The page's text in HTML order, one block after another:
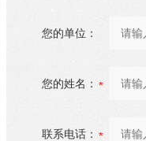
您的单位：
您的姓名：
联系电话：